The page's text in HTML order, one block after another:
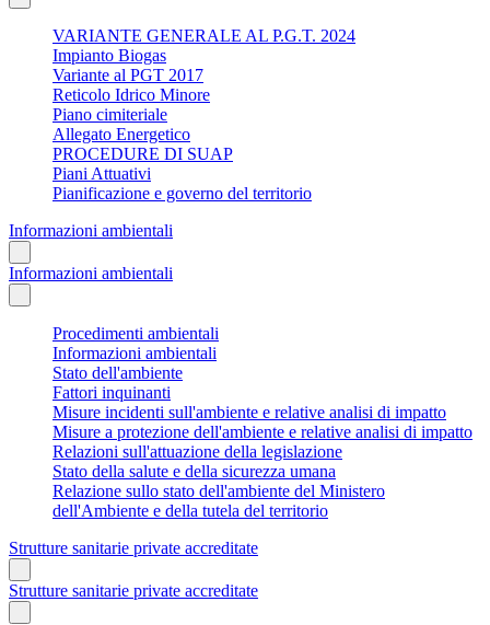
VARIANTE GENERALE AL P.G.T. 2024
Impianto Biogas
Variante al PGT 2017
Reticolo Idrico Minore
Piano cimiteriale
Allegato Energetico
PROCEDURE DI SUAP
Piani Attuativi
Pianificazione e governo del territorio
Informazioni ambientali
Informazioni ambientali
Procedimenti ambientali
Informazioni ambientali
Stato dell'ambiente
Fattori inquinanti
Misure incidenti sull'ambiente e relative analisi di impatto
Misure a protezione dell'ambiente e relative analisi di impatto
Relazioni sull'attuazione della legislazione
Stato della salute e della sicurezza umana
Relazione sullo stato dell'ambiente del Ministero
dell'Ambiente e della tutela del territorio
Strutture sanitarie private accreditate
Strutture sanitarie private accreditate